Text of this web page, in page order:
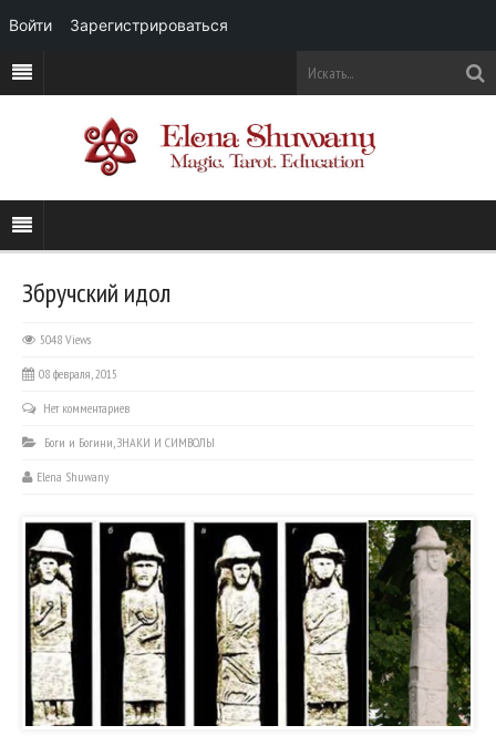
Збручский идол
5048 Views
08 февраля, 2015
Нет комментариев
Боги и Богини,ЗНАКИ И СИМВОЛЫ
Elena Shuwany
Войти Зарегистрироваться